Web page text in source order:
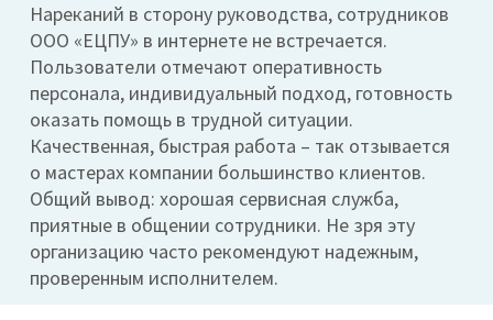
Нареканий в сторону руководства, сотрудников
ООО «ЕЦПУ» в интернете не встречается.
Пользователи отмечают оперативность
персонала, индивидуальный подход, готовность
оказать помощь в трудной ситуации.
Качественная, быстрая работа – так отзывается
о мастерах компании большинство клиентов.
Общий вывод: хорошая сервисная служба,
приятные в общении сотрудники. Не зря эту
организацию часто рекомендуют надежным,
проверенным исполнителем.